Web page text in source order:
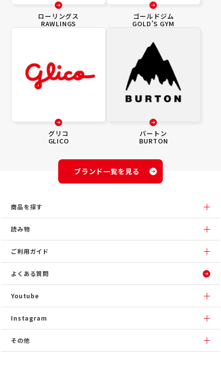
ローリングス
RAWLINGS
ゴールドジム
GOLD’S GYM
グリコ
GLICO
バートン
BURTON
ブランド一覧を見る
商品を探す
読み物
ご利用ガイド
よくある質問
Youtube
Instagram
その他